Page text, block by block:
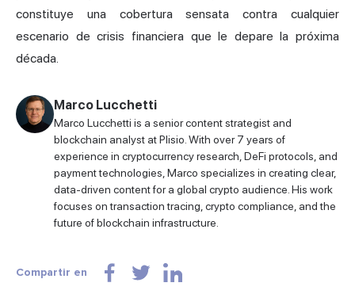
constituye una cobertura sensata contra cualquier
escenario de crisis financiera que le depare la próxima
década.
Marco Lucchetti
Marco Lucchetti is a senior content strategist and
blockchain analyst at Plisio. With over 7 years of
experience in cryptocurrency research, DeFi protocols, and
payment technologies, Marco specializes in creating clear,
data-driven content for a global crypto audience. His work
focuses on transaction tracing, crypto compliance, and the
future of blockchain infrastructure.
Compartir en